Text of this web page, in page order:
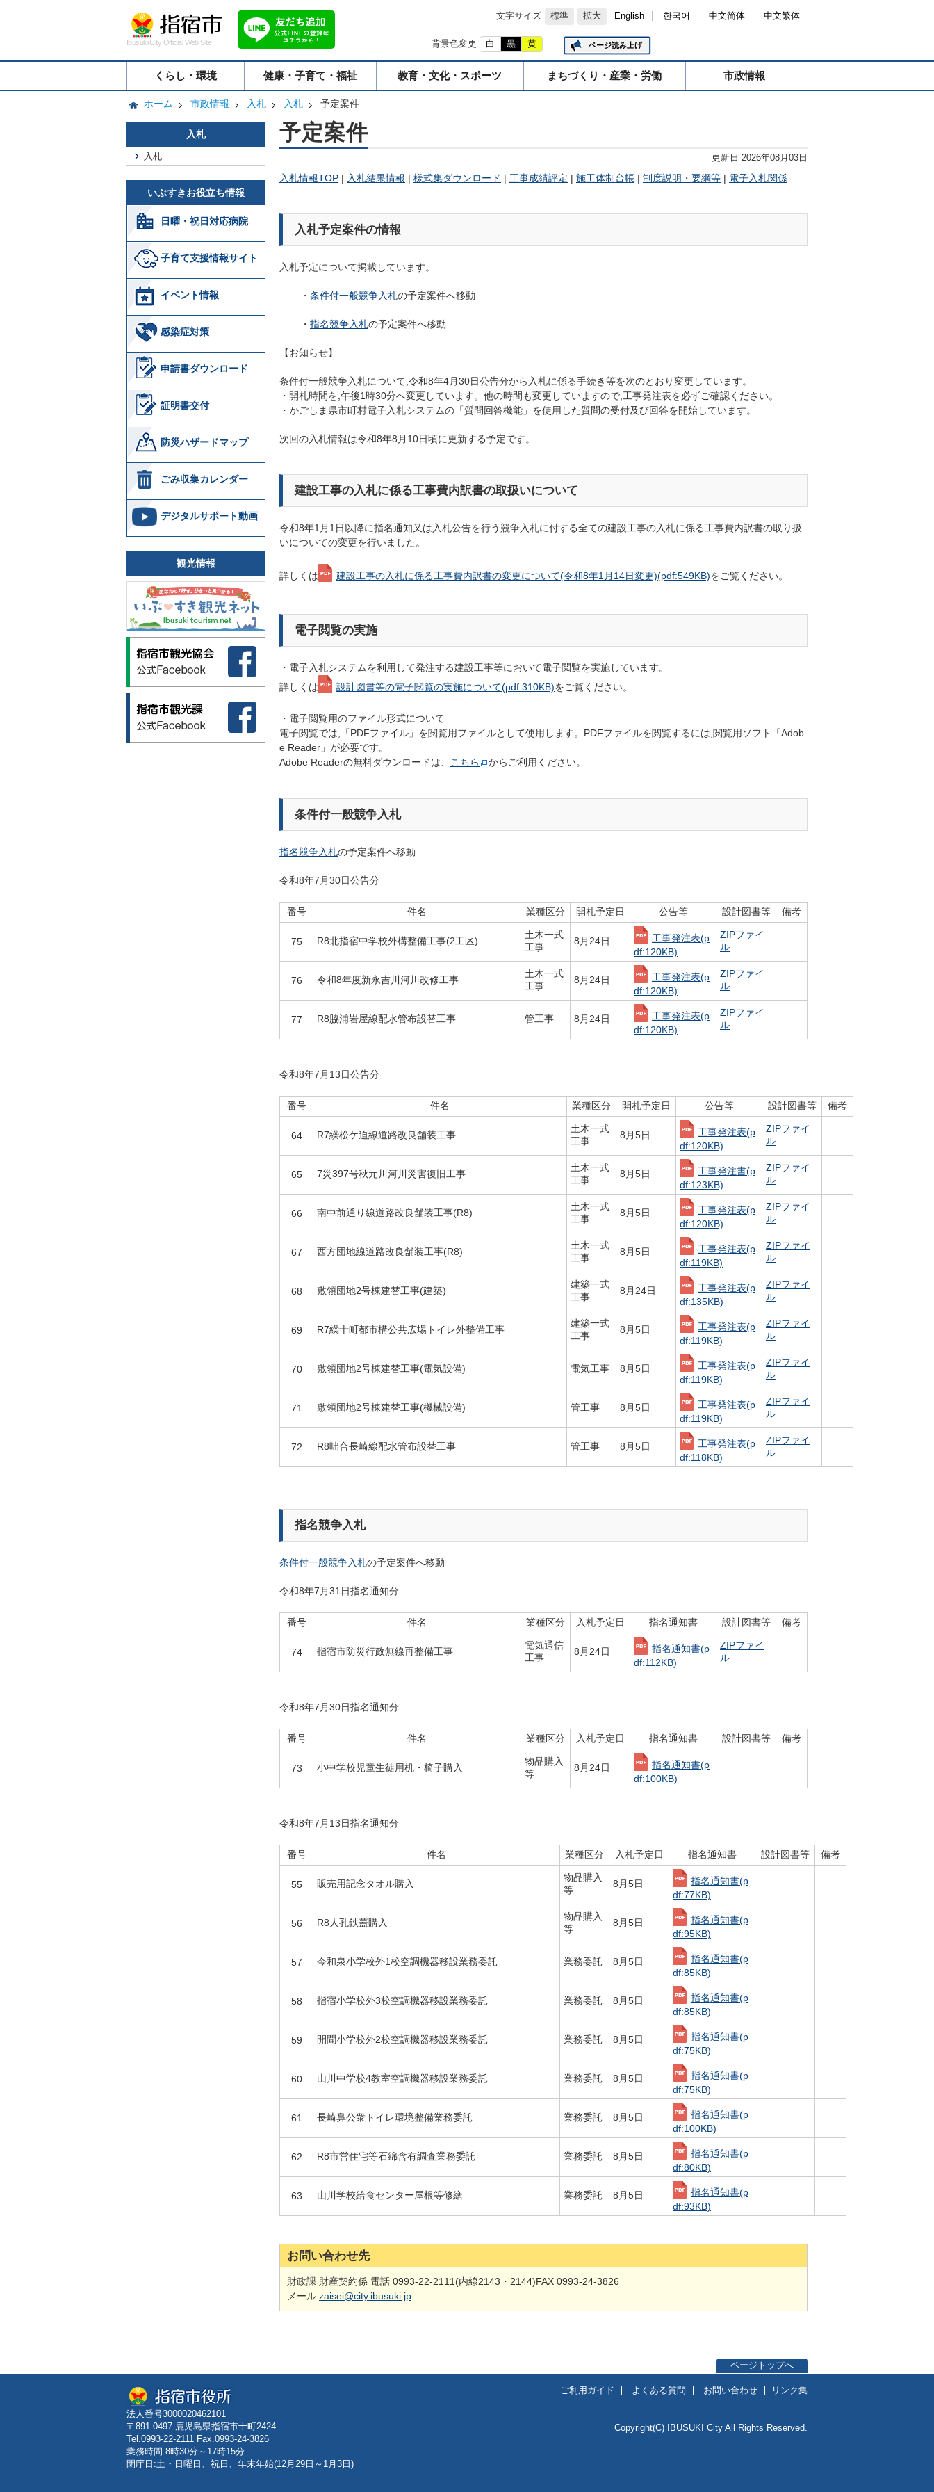
文字サイズ 標準 拡大 English 한국어 中文简体 中文繁体
Ibusuki City Official Web Site 背景色変更 白 黒 黄 ページ読み上げ
くらし・環境 健康・子育て・福祉 教育・文化・スポーツ まちづくり・産業・労働 市政情報
ホーム 市政情報 入札 入札 予定案件
入札
入札
いぶすきお役立ち情報
日曜・祝日対応病院
子育て支援情報サイト
イベント情報
感染症対策
申請書ダウンロード
証明書交付
防災ハザードマップ
ごみ収集カレンダー
デジタルサポート動画
観光情報
予定案件
更新日 2026年08月03日
入札情報TOP | 入札結果情報 | 様式集ダウンロード | 工事成績評定 | 施工体制台帳 | 制度説明・要綱等 | 電子入札関係
入札予定案件の情報
入札予定について掲載しています。
・ 条件付一般競争入札の予定案件へ移動
・ 指名競争入札の予定案件へ移動
【お知らせ】
条件付一般競争入札について,令和8年4月30日公告分から入札に係る手続き等を次のとおり変更しています。
・開札時間を,午後1時30分へ変更しています。他の時間も変更していますので,工事発注表を必ずご確認ください。
・かごしま県市町村電子入札システムの「質問回答機能」を使用した質問の受付及び回答を開始しています。
次回の入札情報は令和8年8 月10日頃に更新する予定です。
建設工事の入札に係る工事費内訳書の取扱いについて
令和8年1月1日以降に指名通知又は入札公告を行う競争入札に付する全ての建設工事の入札に係る工事費内訳書の取り扱
いについての変更を行いました。
詳しくは 建設工事の入札に係る工事費内訳書の変更について(令和8年1月14日変更)(pdf:549KB)をご覧ください。
電子閲覧の実施
・電子入札システムを利用して発注する建設工事等において電子閲覧を実施しています。
詳しくは
設計図書等の電子閲覧の実施について(pdf:310KB)をご覧ください。
・電子閲覧用のファイル形式について
電子閲覧では,「PDFファイル」を閲覧用ファイルとして使用します。PDFファイルを閲覧するには,閲覧用ソフト「Adob
e Reader」が必要です。
Adobe Readerの無料ダウンロードは、
こちら からご利用ください。
条件付一般競争入札
指名競争入札の予定案件へ移動
令和8年7月30日公告分
番号 件名 業種区分 開札予定日 公告等 設計図書等 備考
75 R8北指宿中学校外構整備工事(2工区)
土木一式
工事
8月24日 工事発注表(p
df:120KB)
ZIPファイ
ル
76 令和8年度新永吉川河川改修工事
土木一式
工事
8月24日 工事発注表(p
df:120KB)
ZIPファイ
ル
77 R8脇浦岩屋線配水管布設替工事 管工事 8月24日 工事発注表(p
df:120KB)
ZIPファイ
ル
令和8年7月13日公告分
番号 件名 業種区分 開札予定日 公告等 設計図書等 備考
64 R7繰松ケ迫線道路改良舗装工事
土木一式
工事
8月5日 工事発注表(p
df:120KB)
ZIPファイ
ル
65 7災397号秋元川河川災害復旧工事
土木一式
工事
8月5日 工事発注書(p
df:123KB)
ZIPファイ
ル
66 南中前通り線道路改良舗装工事(R8)
土木一式
工事
8月5日 工事発注表(p
df:120KB)
ZIPファイ
ル
67 西方団地線道路改良舗装工事(R8)
土木一式
工事
8月5日 工事発注表(p
df:119KB)
ZIPファイ
ル
68 敷領団地2号棟建替工事(建築)
建築一式
工事
8月24日 工事発注表(p
df:135KB)
ZIPファイ
ル
69 R7繰十町都市構公共広場トイレ外整備工事
建築一式
工事
8月5日 工事発注表(p
df:119KB)
ZIPファイ
ル
70 敷領団地2号棟建替工事(電気設備) 電気工事 8月5日 工事発注表(p
df:119KB)
ZIPファイ
ル
71 敷領団地2号棟建替工事(機械設備) 管工事 8月5日 工事発注表(p
df:119KB)
ZIPファイ
ル
72 R8咄合長崎線配水管布設替工事 管工事 8月5日 工事発注表(p
df:118KB)
ZIPファイ
ル
指名競争入札
条件付一般競争入札の予定案件へ移動
令和8年7月31日指名通知分
番号 件名 業種区分 入札予定日 指名通知書 設計図書等 備考
74 指宿市防災行政無線再整備工事
電気通信
工事
8月24日 指名通知書(p
df:112KB)
ZIPファイ
ル
令和8年7月30日指名通知分
番号 件名 業種区分 入札予定日 指名通知書 設計図書等 備考
73 小中学校児童生徒用机・椅子購入
物品購入
等
8月24日 指名通知書(p
df:100KB)
令和8年7月13日指名通知分
番号 件名 業種区分 入札予定日 指名通知書 設計図書等 備考
55 販売用記念タオル購入
物品購入
等
8月5日 指名通知書(p
df:77KB)
56 R8人孔鉄蓋購入
物品購入
等
8月5日 指名通知書(p
df:95KB)
57 今和泉小学校外1校空調機器移設業務委託 業務委託 8月5日 指名通知書(p
df:85KB)
58 指宿小学校外3校空調機器移設業務委託 業務委託 8月5日 指名通知書(p
df:85KB)
59 開聞小学校外2校空調機器移設業務委託 業務委託 8月5日 指名通知書(p
df:75KB)
60 山川中学校4教室空調機器移設業務委託 業務委託 8月5日 指名通知書(p
df:75KB)
61 長崎鼻公衆トイレ環境整備業務委託 業務委託 8月5日 指名通知書(p
df:100KB)
62 R8市営住宅等石綿含有調査業務委託 業務委託 8月5日 指名通知書(p
df:80KB)
63 山川学校給食センター屋根等修繕 業務委託 8月5日 指名通知書(p
df:93KB)
お問い合わせ先
財政課 財産契約係 電話 0993-22-2111(内線2143・2144)FAX 0993-24-3826
メール zaisei@city.ibusuki.jp
ページトップへ
法人番号3000020462101
〒891-0497 鹿児島県指宿市十町2424
Tel.0993-22-2111 Fax.0993-24-3826
業務時間:8時30分～17時15分
閉庁日:土・日曜日、祝日、年末年始(12月29日～1月3日)
ご利用ガイド よくある質問 お問い合わせ リンク集
Copyright(C) IBUSUKI City All Rights Reserved.